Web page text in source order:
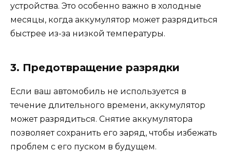
устройства. Это особенно важно в холодные
месяцы, когда аккумулятор может разрядиться
быстрее из-за низкой температуры.
3. Предотвращение разрядки
Если ваш автомобиль не используется в
течение длительного времени, аккумулятор
может разрядиться. Снятие аккумулятора
позволяет сохранить его заряд, чтобы избежать
проблем с его пуском в будущем.